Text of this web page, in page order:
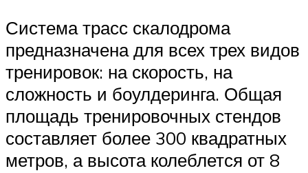
Система трасс скалодрома
предназначена для всех трех видов
тренировок: на скорость, на
сложность и боулдеринга. Общая
площадь тренировочных стендов
составляет более 300 квадратных
метров, а высота колеблется от 8